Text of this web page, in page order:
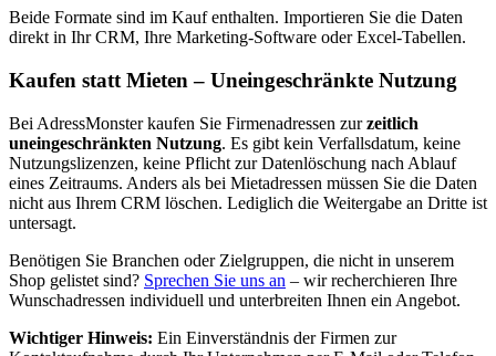
Beide Formate sind im Kauf enthalten. Importieren Sie die Daten
direkt in Ihr CRM, Ihre Marketing-Software oder Excel-Tabellen.
Kaufen statt Mieten – Uneingeschränkte Nutzung
Bei AdressMonster kaufen Sie Firmenadressen zur zeitlich
uneingeschränkten Nutzung. Es gibt kein Verfallsdatum, keine
Nutzungslizenzen, keine Pflicht zur Datenlöschung nach Ablauf
eines Zeitraums. Anders als bei Mietadressen müssen Sie die Daten
nicht aus Ihrem CRM löschen. Lediglich die Weitergabe an Dritte ist
untersagt.
Benötigen Sie Branchen oder Zielgruppen, die nicht in unserem
Shop gelistet sind? Sprechen Sie uns an – wir recherchieren Ihre
Wunschadressen individuell und unterbreiten Ihnen ein Angebot.
Wichtiger Hinweis: Ein Einverständnis der Firmen zur